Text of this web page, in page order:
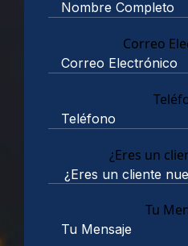
Correo
¿Eres un
Tu